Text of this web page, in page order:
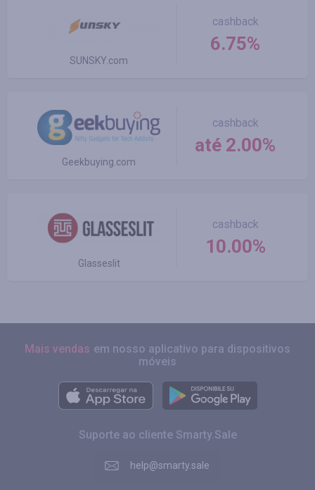
SUNSKY.com
cashback
6.75%
Geekbuying.com
cashback
até 2.00%
Glasseslit
cashback
10.00%
Mais vendas em nosso aplicativo para dispositivos
móveis
Suporte ao cliente Smarty.Sale
help@smarty.sale